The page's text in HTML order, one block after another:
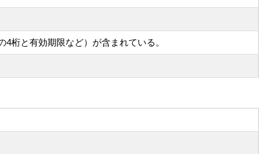
桁と有効期限など）が含まれている。